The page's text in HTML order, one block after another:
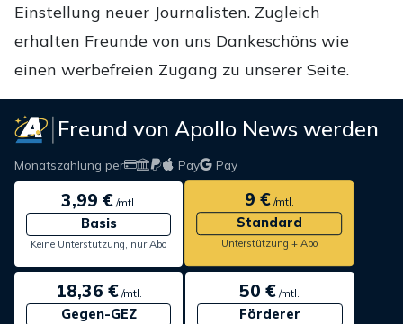
Einstellung neuer Journalisten. Zugleich
erhalten Freunde von uns Dankeschöns wie
einen werbefreien Zugang zu unserer Seite.
Freund von Apollo News werden
Monatszahlung per Pay Pay
3,99 €/mtl.
Basis
Keine Unterstützung, nur Abo
9 €/mtl.
Standard
Unterstützung + Abo
18,36 €/mtl.
Gegen-GEZ
50 € /mtl.
Förderer